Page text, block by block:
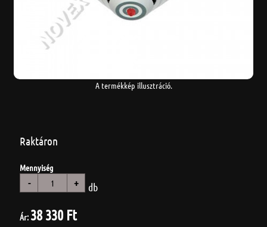
A termékkép illusztráció.
Raktáron
Mennyiség
- + db
Ár: 38 330 Ft